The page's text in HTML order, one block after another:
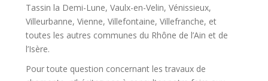
Tassin la Demi-Lune, Vaulx-en-Velin, Vénissieux,
Villeurbanne, Vienne, Villefontaine, Villefranche, et
toutes les autres communes du Rhône de l’Ain et de
l’Isère.
Pour toute question concernant les travaux de